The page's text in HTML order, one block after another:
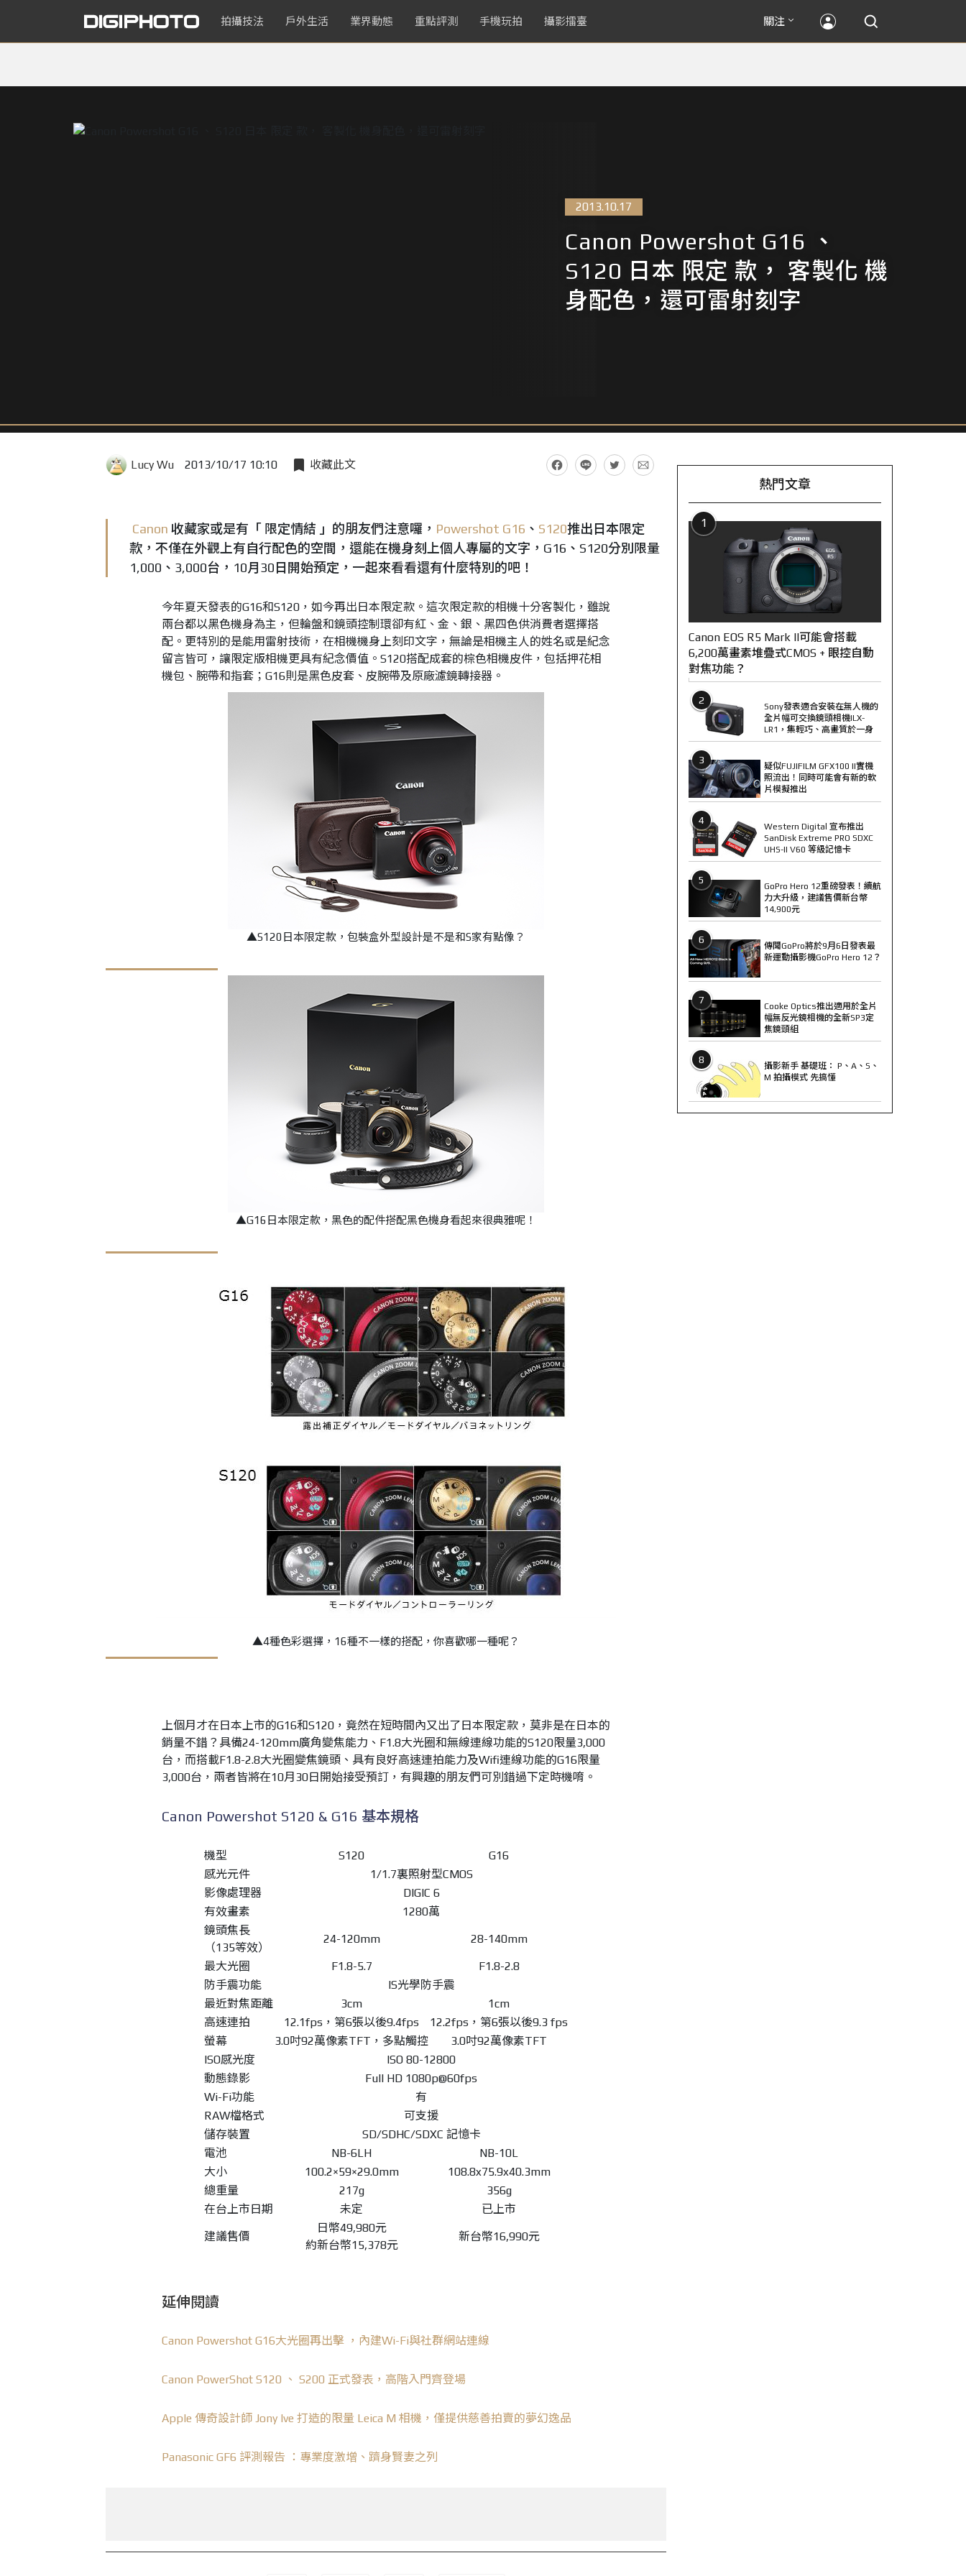
拍攝技法 戶外生活 業界動態 重點評測 手機玩拍 攝影擂臺 關注
2013.10.17
Canon Powershot G16 、
S120 日本 限定 款， 客製化 機
身配色，還可雷射刻字
Lucy Wu 2013/10/17 10:10 收藏此文
Canon 收藏家或是有「 限定情結 」的朋友們注意囉， Powershot G16 、 S120推出日本限定
款，不僅在外觀上有自行配色的空間，還能在機身刻上個人專屬的文字，G16、S120分別限量
1,000、3,000台，10月30日開始預定，一起來看看還有什麼特別的吧！
今年夏天發表的G16和S120，如今再出日本限定款。這次限定款的相機十分客製化，雖說
兩台都以黑色機身為主，但輪盤和鏡頭控制環卻有紅、金、銀、黑四色供消費者選擇搭
配。更特別的是能用雷射技術，在相機機身上刻印文字，無論是相機主人的姓名或是紀念
留言皆可，讓限定版相機更具有紀念價值。S120搭配成套的棕色相機皮件，包括押花相
機包、腕帶和指套；G16則是黑色皮套、皮腕帶及原廠濾鏡轉接器。
▲S120日本限定款，包裝盒外型設計是不是和S家有點像？
▲G16日本限定款，黑色的配件搭配黑色機身看起來很典雅呢！
▲4種色彩選擇，16種不一樣的搭配，你喜歡哪一種呢？
上個月才在日本上市的G16和S120，竟然在短時間內又出了日本限定款，莫非是在日本的
銷量不錯？具備24-120mm廣角變焦能力、F1.8大光圈和無線連線功能的S120限量3,000
台，而搭載F1.8-2.8大光圈變焦鏡頭、具有良好高速連拍能力及Wifi連線功能的G16限量
3,000台，兩者皆將在10月30日開始接受預訂，有興趣的朋友們可別錯過下定時機唷。
Canon Powershot S120 & G16 基本規格
機型 S120
G16
感光元件
1/1.7裏照射型CMOS
影像處理器
DIGIC 6
有效畫素
1280萬
鏡頭焦長
（135等效）
24-120mm
28-140mm
最大光圈
F1.8-5.7
F1.8-2.8
防手震功能
IS光學防手震
最近對焦距離
3cm
1cm
高速連拍
12.1fps，第6張以後9.4fps
12.2fps，第6張以後9.3 fps
螢幕
3.0吋92萬像素TFT，多點觸控
3.0吋92萬像素TFT
ISO感光度
ISO 80-12800
動態錄影
Full HD 1080p@60fps
Wi-Fi功能
有
RAW檔格式
可支援
儲存裝置
SD/SDHC/SDXC 記憶卡
電池
NB-6LH
NB-10L
大小
100.2×59×29.0mm
108.8x75.9x40.3mm
總重量
217g
356g
在台上市日期
未定
已上市
建議售價
日幣49,980元
約新台幣15,378元
新台幣16,990元
延伸閱讀
Canon Powershot G16大光圈再出擊 ，內建Wi-Fi與社群網站連線
Canon PowerShot S120 、 S200 正式發表，高階入門齊登場
Apple 傳奇設計師 Jony Ive 打造的限量 Leica M 相機，僅提供慈善拍賣的夢幻逸品
Panasonic GF6 評測報告 ：專業度激增、躋身賢妻之列
熱門文章
1
Canon EOS R5 Mark II可能會搭載
6,200萬畫素堆疊式CMOS + 眼控自動
對焦功能？
2
Sony發表適合安裝在無人機的
全片幅可交換鏡頭相機ILX-
LR1，集輕巧、高畫質於一身
3
疑似FUJIFILM GFX100 II實機
照流出！同時可能會有新的軟
片模擬推出
4
Western Digital 宣布推出
SanDisk Extreme PRO SDXC
UHS-II V60 等級記憶卡
5
GoPro Hero 12重磅發表！續航
力大升級，建議售價新台幣
14,900元
6
傳聞GoPro將於9月6日發表最
新運動攝影機GoPro Hero 12？
7
Cooke Optics推出適用於全片
幅無反光鏡相機的全新SP3定
焦鏡頭組
8
攝影新手 基礎班： P、A、S、
M 拍攝模式 先搞懂